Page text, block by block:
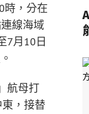
時，分在
線海域
7月10日
航母打
，接替